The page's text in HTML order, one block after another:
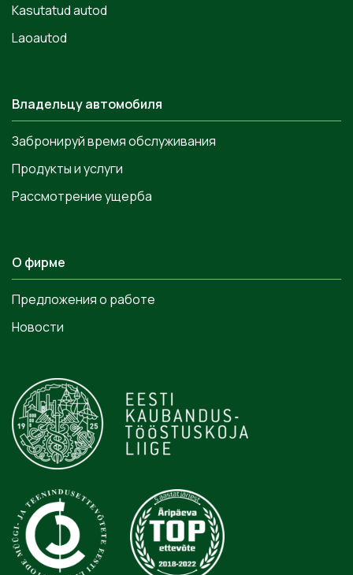
Kasutatud autod
Laoautod
Владельцу автомобиля
Забронируй время обслуживания
Продукты и услуги
Рассмотрение ущерба
О фирме
Предложения о работе
Новости